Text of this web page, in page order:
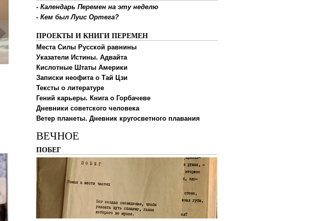
- Календарь Перемен на эту неделю
- Кем был Луис Ортега?
ПРОЕКТЫ И КНИГИ ПЕРЕМЕН
Места Силы Русской равнины
Указатели Истины. Адвайта
Кислотные Штаты Америки
Записки неофита о Тай Цзи
Тексты о литературе
Гений карьеры. Книга о Горбачеве
Дневники советского человека
Ветер планеты. Дневник кругосветного плавания
ВЕЧНОЕ
ПОБЕГ